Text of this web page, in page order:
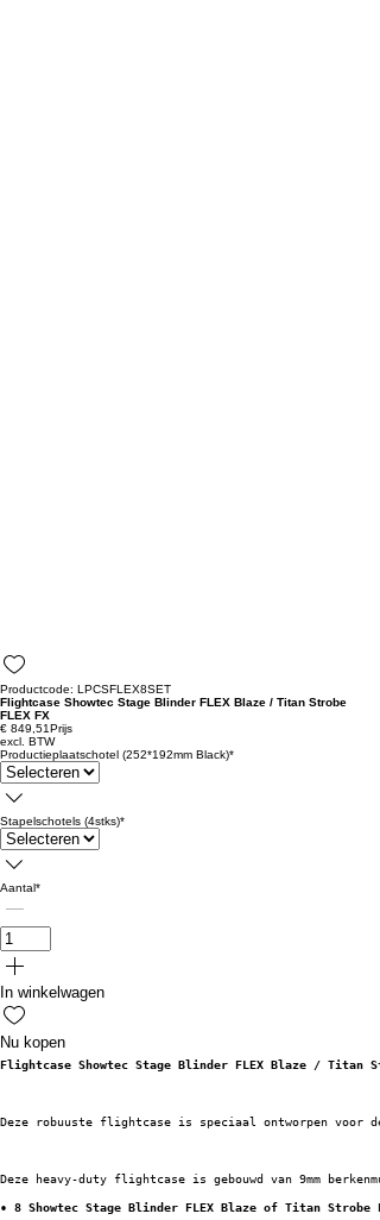
Productcode: LPCSFLEX8SET
Flightcase Showtec Stage Blinder FLEX Blaze / Titan Strobe
FLEX FX
€ 849,51Prijs
excl. BTW
Productieplaatschotel (252*192mm Black)*
Stapelschotels (4stks)*
Aantal*
In winkelwagen
Nu kopen
Flightcase Showtec Stage Blinder FLEX Blaze / Titan
Deze robuuste flightcase is speciaal ontworpen voor
Deze heavy-duty flightcase is gebouwd van 9mm
• 8 Showtec Stage Blinder FLEX Blaze of Titan Strobe